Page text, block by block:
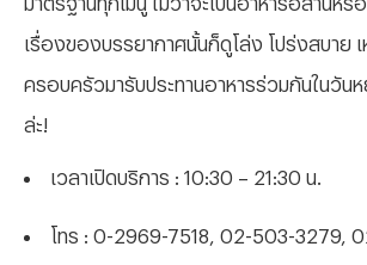
เรื่องของบรรยากาศนั้นก็ดูโล่ง โปร่งสบาย เ
ครอบครัวมารับประทานอาหารร่วมกันในวัน
ล่ะ!
เวลาเปิดบริการ : 10:30 – 21:30 น.
โทร : 0-2969-7518, 02-503-3279,